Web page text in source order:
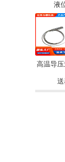
液
高温导